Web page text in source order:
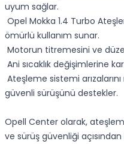
uyum sağlar.
Opel Mokka 1.4 Turbo
ömürlü kullanım sunar.
Motorun titremesini ve
Ani sıcaklık değişimlerine
Ateşleme sistemi
güvenli sürüşünü destekler.
Opell Center olarak,
ve sürüş güvenliği